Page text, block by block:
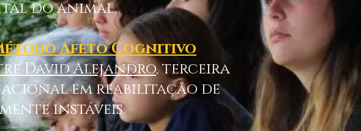
do animal.
Afeto Cognitivo
David Alejandro, terceira
em reabilitação de
instáveis.